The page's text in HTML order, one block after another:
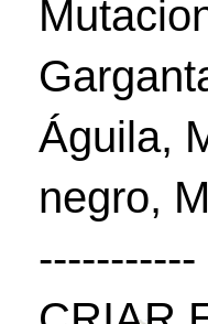
Águila,
negro,